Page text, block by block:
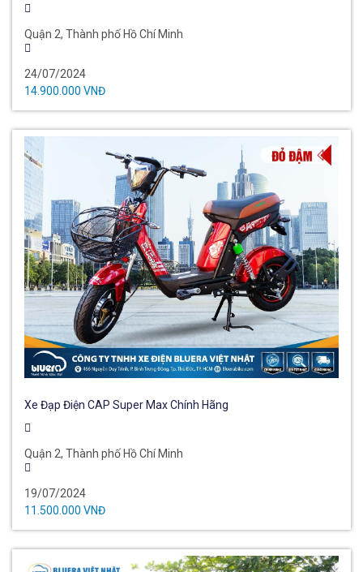
Quận 2, Thành phố Hồ Chí Minh
24/07/2024
14.900.000 VNĐ
Xe Đạp Điện CAP Super Max Chính Hãng
Quận 2, Thành phố Hồ Chí Minh
19/07/2024
11.500.000 VNĐ